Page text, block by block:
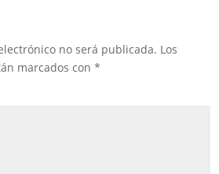
no será publicada. Los
marcados con*